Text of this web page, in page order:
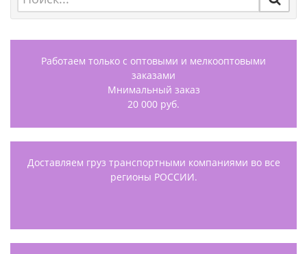
Работаем только с оптовыми и мелкооптовыми
заказами
Мнимальный заказ
20 000 руб.
Доставляем груз транспортными компаниями во все
регионы РОССИИ.